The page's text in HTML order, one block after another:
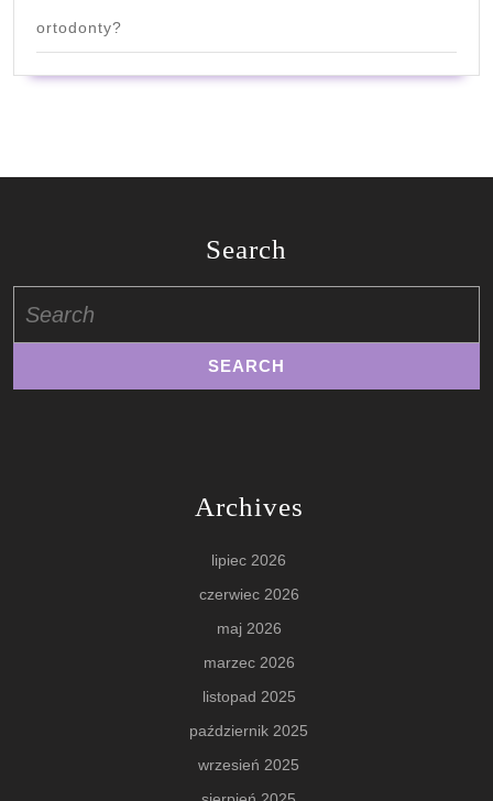
ortodonty?
Search
for:
Archives
lipiec 2026
czerwiec 2026
maj 2026
marzec 2026
listopad 2025
październik 2025
wrzesień 2025